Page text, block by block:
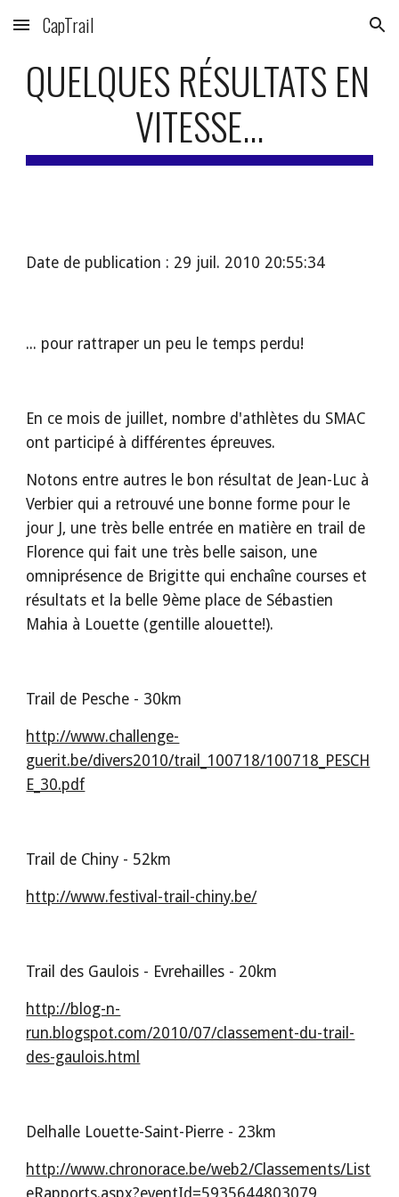
Skip to main content Skip to navigation
CapTrail
QUELQUES RÉSULTATS EN
VITESSE...
Date de publication : 29 juil. 2010 20:55:34
... pour rattraper un peu le temps perdu!
En ce mois de juillet, nombre d'athlètes du SMAC
ont participé à différentes épreuves.
Notons entre autres le bon résultat de Jean-Luc à
Verbier qui a retrouvé une bonne forme pour le
jour J, une très belle entrée en matière en trail de
Florence qui fait une très belle saison, une
omniprésence de Brigitte qui enchaîne courses et
résultats et la belle 9ème place de Sébastien
Mahia à Louette (gentille alouette!).
Trail de Pesche - 30km
http://www.challenge-
guerit.be/divers2010/trail_100718/100718_PESCH
E_30.pdf
Trail de Chiny - 52km
http://www.festival-trail-chiny.be/
Trail des Gaulois - Evrehailles - 20km
http://blog-n-
run.blogspot.com/2010/07/classement-du-trail-
des-gaulois.html
Delhalle Louette-Saint-Pierre - 23km
http://www.chronorace.be/web2/Classements/List
eRapports.aspx?eventId=5935644803079